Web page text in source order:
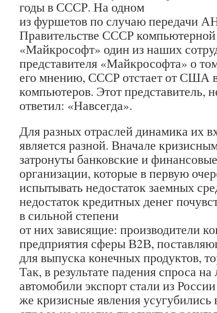
годы в СССР. На одном
из фуршетов по случаю передачи
Правительстве СССР
«Майкрософт» один из наших
представителя «Майкрософта» о
его мнению, СССР отстает от США
компьютеров. Этот представитель,
ответил: «Навсегда».
Для разных отраслей динамика их
является разной. Вначале
затронуты банковские и
организации, которые в первую
испытывать недостаток заемных
недостаток кредитных денег
в сильной степени
от них зависящие: производители
предприятия сферы В2В,
для выпуска конечных продуктов,
Так, в результате падения спроса на
автомобили экспорт стали из
же кризисные явления усугубились